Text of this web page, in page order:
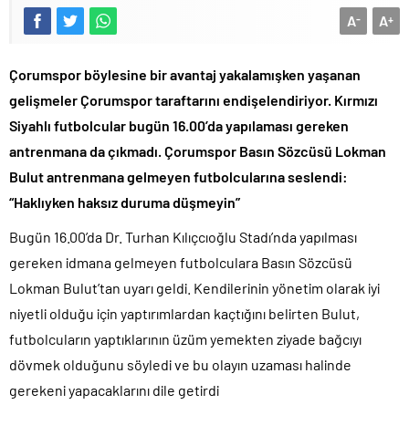
A+
A-
Çorumspor böylesine bir avantaj yakalamışken yaşanan
gelişmeler Çorumspor taraftarını endişelendiriyor. Kırmızı
Siyahlı futbolcular bugün 16.00’da yapılaması gereken
antrenmana da çıkmadı. Çorumspor Basın Sözcüsü Lokman
Bulut antrenmana gelmeyen futbolcularına seslendi:
“Haklıyken haksız duruma düşmeyin”
Bugün 16.00’da Dr. Turhan Kılıçcıoğlu Stadı’nda yapılması
gereken idmana gelmeyen futbolculara Basın Sözcüsü
Lokman Bulut’tan uyarı geldi. Kendilerinin yönetim olarak iyi
niyetli olduğu için yaptırımlardan kaçtığını belirten Bulut,
futbolcuların yaptıklarının üzüm yemekten ziyade bağcıyı
dövmek olduğunu söyledi ve bu olayın uzaması halinde
gerekeni yapacaklarını dile getirdi